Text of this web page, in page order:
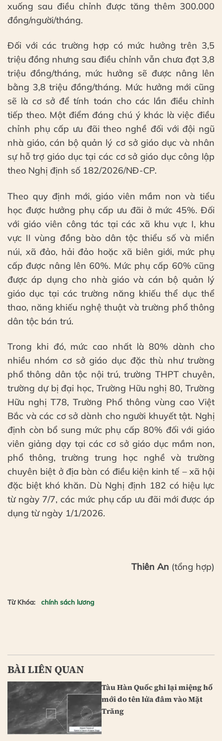
xuống sau điều chỉnh được tăng thêm 300.000
đồng/người/tháng.
Đối với các trường hợp có mức hưởng trên 3,5
triệu đồng nhưng sau điều chỉnh vẫn chưa đạt 3,8
triệu đồng/tháng, mức hưởng sẽ được nâng lên
bằng 3,8 triệu đồng/tháng. Mức hưởng mới cũng
sẽ là cơ sở để tính toán cho các lần điều chỉnh
tiếp theo. Một điểm đáng chú ý khác là việc điều
chỉnh phụ cấp ưu đãi theo nghề đối với đội ngũ
nhà giáo, cán bộ quản lý cơ sở giáo dục và nhân
sự hỗ trợ giáo dục tại các cơ sở giáo dục công lập
theo Nghị định số 182/2026/NĐ-CP.
Theo quy định mới, giáo viên mầm non và tiểu
học được hưởng phụ cấp ưu đãi ở mức 45%. Đối
với giáo viên công tác tại các xã khu vực I, khu
vực II vùng đồng bào dân tộc thiểu số và miền
núi, xã đảo, hải đảo hoặc xã biên giới, mức phụ
cấp được nâng lên 60%. Mức phụ cấp 60% cũng
được áp dụng cho nhà giáo và cán bộ quản lý
giáo dục tại các trường năng khiếu thể dục thể
thao, năng khiếu nghệ thuật và trường phổ thông
dân tộc bán trú.
Trong khi đó, mức cao nhất là 80% dành cho
nhiều nhóm cơ sở giáo dục đặc thù như trường
phổ thông dân tộc nội trú, trường THPT chuyên,
trường dự bị đại học, Trường Hữu nghị 80, Trường
Hữu nghị T78, Trường Phổ thông vùng cao Việt
Bắc và các cơ sở dành cho người khuyết tật. Nghị
định còn bổ sung mức phụ cấp 80% đối với giáo
viên giảng dạy tại các cơ sở giáo dục mầm non,
phổ thông, trường trung học nghề và trường
chuyên biệt ở địa bàn có điều kiện kinh tế – xã hội
đặc biệt khó khăn. Dù Nghị định 182 có hiệu lực
từ ngày 7/7, các mức phụ cấp ưu đãi mới được áp
dụng từ ngày 1/1/2026.
Thiên An (tổng hợp)
Từ Khóa: chính sách lương
BÀI LIÊN QUAN
Tàu Hàn Quốc ghi lại miệng hố
mới do tên lửa đâm vào Mặt
Trăng